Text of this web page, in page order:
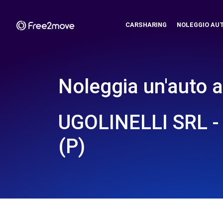
CARSHARING NOLEGGIO
Noleggia un'auto a
UGOLINELLI SRL
(P)